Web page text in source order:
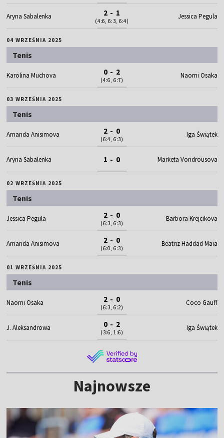
Aryna Sabalenka 2 - 1
(4:6, 6:3, 6:4)
Jessica Pegula
04 WRZEŚNIA 2025
Tenis
Karolina Muchova 0 - 2
(4:6, 6:7)
Naomi Osaka
03 WRZEŚNIA 2025
Tenis
Amanda Anisimova 2 - 0
(6:4, 6:3)
Iga Świątek
Aryna Sabalenka 1 - 0 Marketa Vondrousova
02 WRZEŚNIA 2025
Tenis
Jessica Pegula 2 - 0
(6:3, 6:3)
Barbora Krejcikova
Amanda Anisimova 2 - 0
(6:0, 6:3)
Beatriz Haddad Maia
01 WRZEŚNIA 2025
Tenis
Naomi Osaka 2 - 0
(6:3, 6:2)
Coco Gauff
J. Aleksandrowa 0 - 2
(3:6, 1:6)
Iga Świątek
Najnowsze